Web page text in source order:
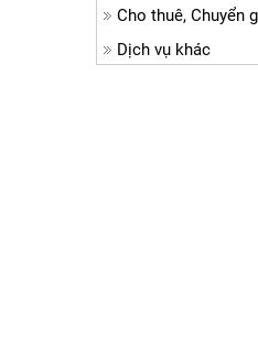
Cho thuê, Chuyển
Dịch vụ khác